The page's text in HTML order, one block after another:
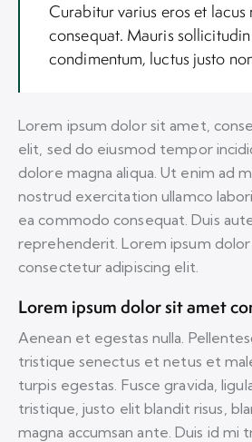
Curabitur varius eros et lacus
consequat. Mauris
condimentum, luctus justo
Lorem ipsum dolor sit amet,
elit, sed do eiusmod tempor
dolore magna aliqua. Ut enim ad
nostrud exercitation ullamco
ea commodo consequat. Duis
reprehenderit. Lorem ipsum dolor
consectetur adipiscing elit.
Lorem ipsum dolor sit amet
Aenean et egestas nulla.
tristique senectus et netus et
turpis egestas. Fusce gravida,
tristique, justo elit blandit risus,
magna accumsan ante. Duis id mi